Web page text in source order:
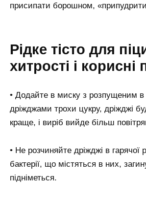
присипати борошном,
Рідке тісто для
хитрості і корисні
• Додайте в миску з розпущеним в
дріжджами трохи цукру, дріжджі
краще, і виріб вийде більш
• Не розчиняйте дріжджі в гарячої
бактерії, що містяться в них,
підніметься.